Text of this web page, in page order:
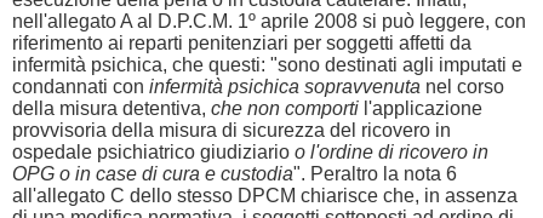
nell'allegato A al D.P.C.M. 1º aprile 2008 si può leggere, con
riferimento ai reparti penitenziari per soggetti affetti da
infermità psichica, che questi: "sono destinati agli imputati e
condannati con infermità psichica sopravvenuta nel corso
della misura detentiva, che non comporti l'applicazione
provvisoria della misura di sicurezza del ricovero in
ospedale psichiatrico giudiziario o l'ordine di ricovero in
OPG o in case di cura e custodia". Peraltro la nota 6
all'allegato C dello stesso DPCM chiarisce che, in assenza